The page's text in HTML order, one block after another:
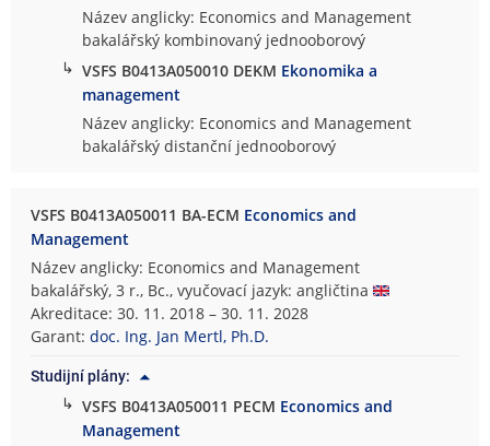
Název anglicky: Economics and Management
bakalářský kombinovaný jednooborový
↳ VSFS B0413A050010 DEKM Ekonomika a
management
Název anglicky: Economics and Management
bakalářský distanční jednooborový
VSFS B0413A050011 BA-ECM Economics and
Management
Název anglicky: Economics and Management
bakalářský, 3 r., Bc., vyučovací jazyk: angličtina
Akreditace: 30. 11. 2018 – 30. 11. 2028
Garant:doc. Ing. Jan Mertl, Ph.D.
Studijní plány:
↳ VSFS B0413A050011 PECM Economics and
Management